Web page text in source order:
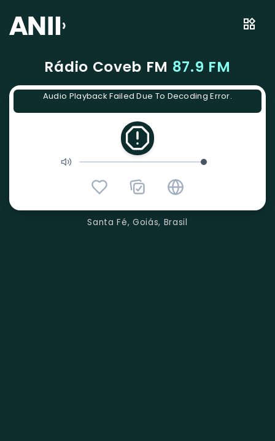
Rádio Coveb FM 87.9 FM
Audio Playback Failed Due To Decoding Error.
Santa Fé, Goiás, Brasil